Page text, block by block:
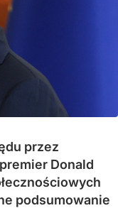
przez
Donald
podsumowanie